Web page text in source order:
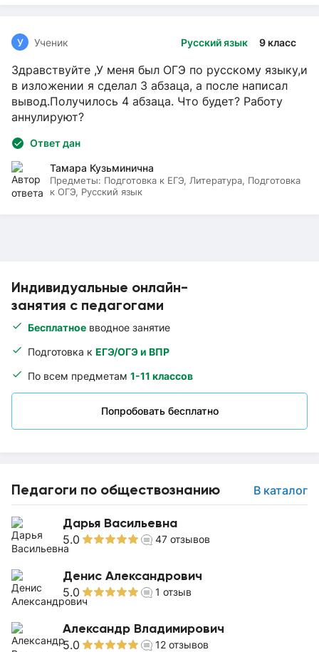
Индивидуальные онлайн-
занятия с педагогами
Бесплатное вводное занятие
Подготовка к ЕГЭ/ОГЭ и ВПР
По всем предметам 1-11 классов
Попробовать бесплатно
Педагоги по обществознанию В каталог
Дарья Васильевна
5.0 47 отзывов
Денис Александрович
5.0 1 отзыв
Александр Владимирович
5.0 12 отзывов
Русский язык 9 класс
У Ученик
Здравствуйте ,У меня был ОГЭ по русскому языку,и
в изложении я сделал 3 абзаца, а после написал
вывод.Получилось 4 абзаца. Что будет? Работу
аннулируют?
Ответ дан
Тамара Кузьминична
Предметы: Подготовка к ЕГЭ, Литература, Подготовка
к ОГЭ, Русский язык